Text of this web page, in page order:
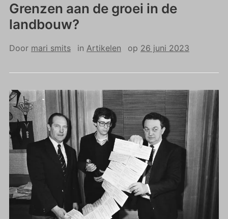
Grenzen aan de groei in de
landbouw?
Door mari smits in Artikelen op 26 juni 2023